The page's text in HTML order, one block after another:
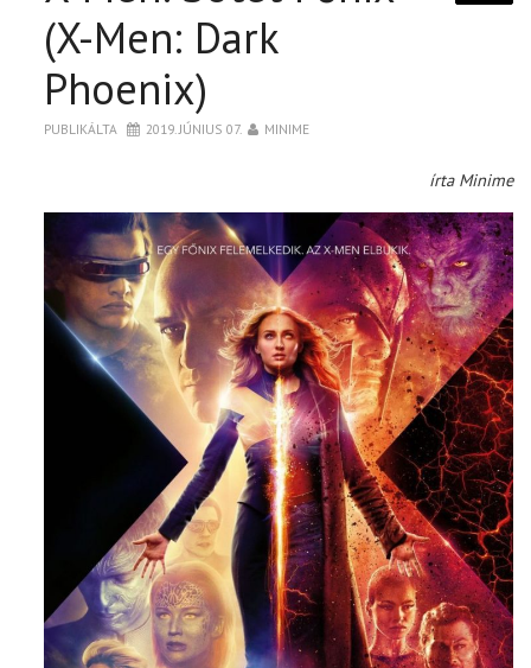
(X-Men: Dark
Phoenix)
PUBLIKÁLTA 2019. JÚNIUS 07. MINIME
írta Minime